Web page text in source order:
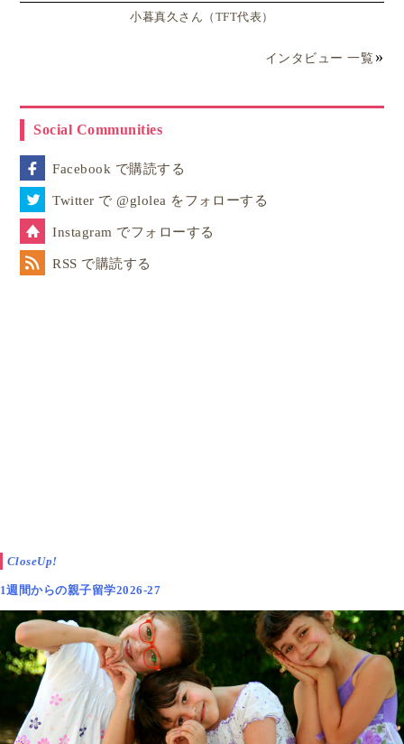
小暮真久さん（TFT代表）
インタビュー 一覧
Social Communities
Facebook で購読する
Twitter で @glolea をフォローする
Instagram でフォローする
RSS で購読する
CloseUp!
1週間からの親子留学2026-27